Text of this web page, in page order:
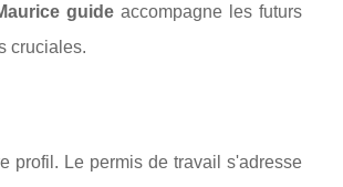
guideaccompagne les futurs
cruciales.
profil. Le permis de travail s'adresse